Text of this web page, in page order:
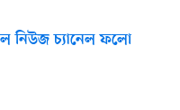
নিউজ চ্যানেল ফলো